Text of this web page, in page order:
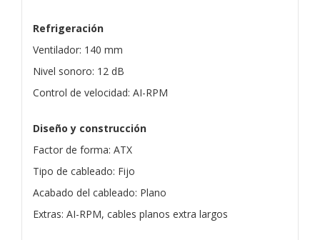
Refrigeración
Ventilador: 140 mm
Nivel sonoro: 12 dB
Control de velocidad: AI-RPM
Diseño y construcción
Factor de forma: ATX
Tipo de cableado: Fijo
Acabado del cableado: Plano
Extras: AI-RPM, cables planos extra largos